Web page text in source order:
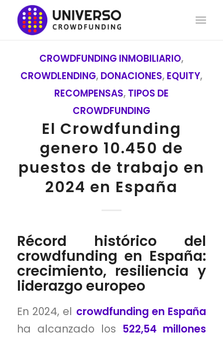
CROWDFUNDING INMOBILIARIO,
CROWDLENDING, DONACIONES, EQUITY,
RECOMPENSAS, TIPOS DE
CROWDFUNDING
El Crowdfunding
genero 10.450 de
puestos de trabajo en
2024 en España
Récord histórico del
crowdfunding en España:
crecimiento, resiliencia y
liderazgo europeo
En 2024, el crowdfunding en España
ha alcanzado los 522,54 millones